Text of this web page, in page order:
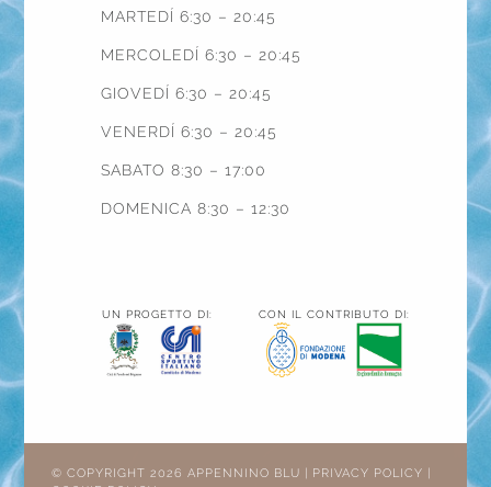
MARTEDÍ 6:30 – 20:45
MERCOLEDÍ 6:30 – 20:45
GIOVEDÍ 6:30 – 20:45
VENERDÍ 6:30 – 20:45
SABATO 8:30 – 17:00
DOMENICA 8:30 – 12:30
UN PROGETTO DI: CON IL CONTRIBUTO DI:
© COPYRIGHT 2026 APPENNINO BLU | PRIVACY POLICY |